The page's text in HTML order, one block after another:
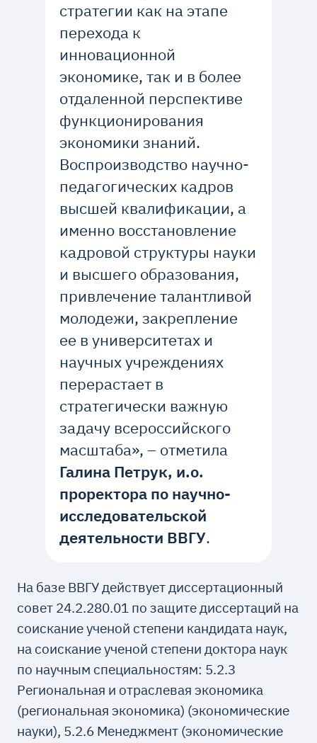
стратегии как на этапе
перехода к
инновационной
экономике, так и в более
отдаленной перспективе
функционирования
экономики знаний.
Воспроизводство научно-
педагогических кадров
высшей квалификации, а
именно восстановление
кадровой структуры науки
и высшего образования,
привлечение талантливой
молодежи, закрепление
ее в университетах и
научных учреждениях
перерастает в
стратегически важную
задачу всероссийского
масштаба», – отметила
Галина Петрук, и.о.
проректора по научно-
исследовательской
деятельности ВВГУ.
На базе ВВГУ действует диссертационный
совет 24.2.280.01 по защите диссертаций на
соискание ученой степени кандидата наук,
на соискание ученой степени доктора наук
по научным специальностям: 5.2.3
Региональная и отраслевая экономика
(региональная экономика) (экономические
науки), 5.2.6 Менеджмент (экономические